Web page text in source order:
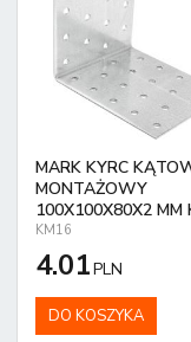
MARK KYRC
MONTAŻOWY
100X100X80X2 MM
KM16
4.01PLN
DO KOSZYKA